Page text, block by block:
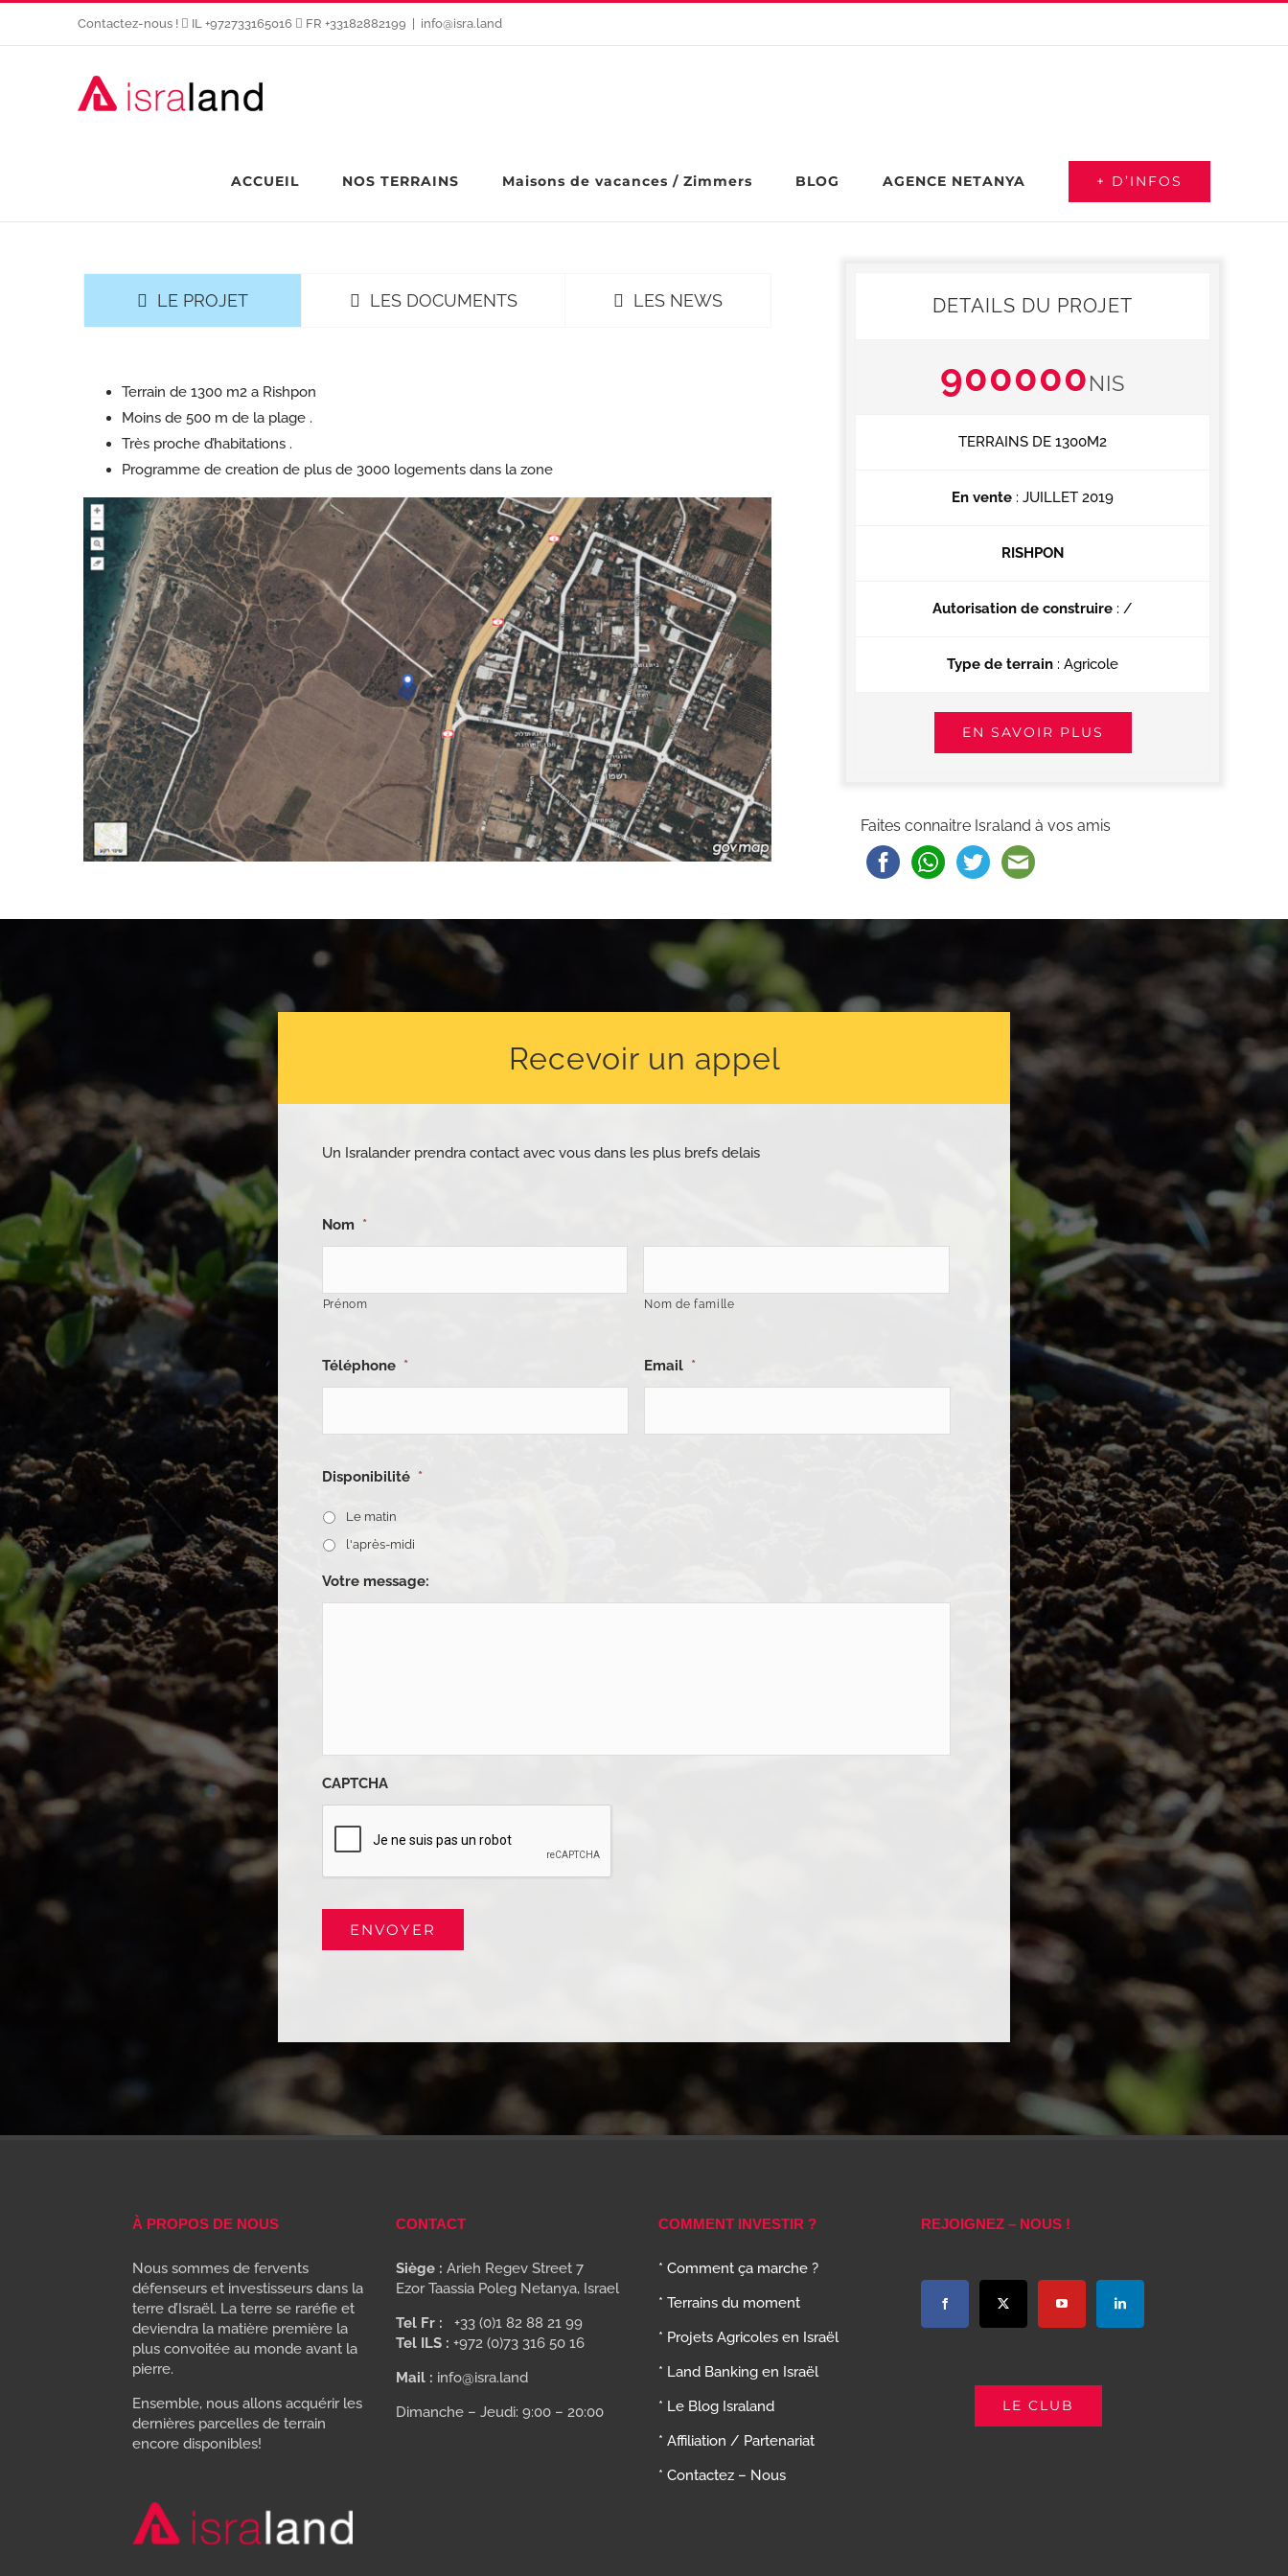
Contactez-nous ! IL +972733165016 FR +33182882199 info@isra.land
ACCUEIL NOS TERRAINS Maisons de vacances / Zimmers BLOG AGENCE NETANYA + D’INFOS
LE PROJET LES DOCUMENTS LES NEWS
Terrain de 1300 m2 a Rishpon
Moins de 500 m de la plage .
Très proche d’habitations .
Programme de creation de plus de 3000 logements dans la zone
DETAILS DU PROJET
900000NIS
TERRAINS DE 1300M2
En vente : JUILLET 2019
RISHPON
Autorisation de construire : /
Type de terrain : Agricole
EN SAVOIR PLUS
Faites connaitre Israland à vos amis
Recevoir un appel
Un Isralander prendra contact avec vous dans les plus brefs delais
Nom *
Prénom Nom de famille
Téléphone * Email *
Disponibilité *
Le matin
l'après-midi
Votre message:
CAPTCHA
À PROPOS DE NOUS
Nous sommes de fervents
défenseurs et investisseurs dans la
terre d’Israël. La terre se raréfie et
deviendra la matière première la
plus convoitée au monde avant la
pierre.
Ensemble, nous allons acquérir les
dernières parcelles de terrain
encore disponibles!
CONTACT
Siège : Arieh Regev Street 7
Ezor Taassia Poleg Netanya, Israel
Tel Fr : +33 (0)1 82 88 21 99
Tel ILS : +972 (0)73 316 50 16
Mail : info@isra.land
Dimanche – Jeudi: 9:00 – 20:00
COMMENT INVESTIR ?
* Comment ça marche ?
* Terrains du moment
* Projets Agricoles en Israël
* Land Banking en Israël
* Le Blog Israland
* Affiliation / Partenariat
* Contactez – Nous
REJOIGNEZ – NOUS !
LE CLUB